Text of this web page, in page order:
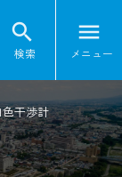
search
検索
menu
メニュー
干渉計